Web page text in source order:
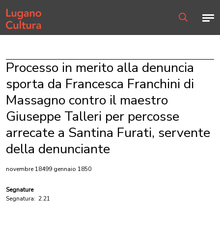
Home page
Processo in merito alla denuncia
sporta da Francesca Franchini di
Massagno contro il maestro
Giuseppe Talleri per percosse
arrecate a Santina Furati, servente
della denunciante
novembre 18499 gennaio 1850
Segnature
Segnatura: 2.21